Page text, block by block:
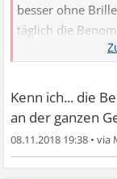
besser ohne
täglich die
kann ich z. B.
Kenn ich... die
an der ganzen
08.11.2018 19:38 •